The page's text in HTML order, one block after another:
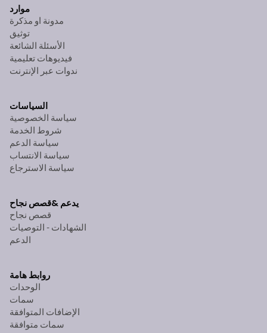
موارد
مدونة او مذكرة
توثيق
الأسئلة الشائعة
فيديوهات تعليمية
ندوات عبر الإنترنت
السياسات
سياسة الخصوصية
شروط الخدمة
سياسة الدعم
سياسة الانتساب
سياسة الاسترجاع
يدعم &قصص نجاح
قصص نجاح
الشهادات - التوصيات
الدعم
روابط هامة
الوحدات
سمات
الإضافات المتوافقة
سمات متوافقة